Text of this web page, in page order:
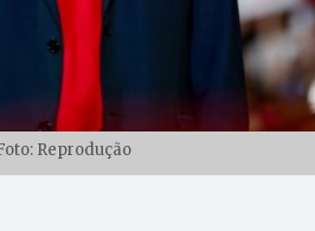
Reprodução